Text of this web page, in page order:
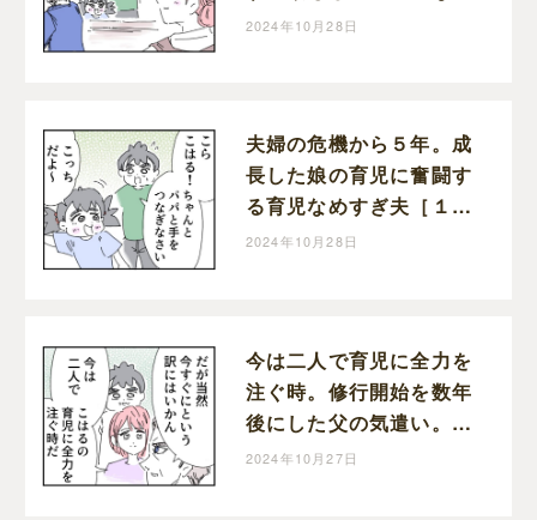
た育児なめすぎ夫［２０
2024年10月28日
夫婦の危機から５年。成
長した娘の育児に奮闘す
る育児なめすぎ夫［１９
９］｜くまおのマンガ堂
2024年10月28日
今は二人で育児に全力を
注ぐ時。修行開始を数年
後にした父の気遣い。育
児なめすぎ夫［１９８］
2024年10月27日